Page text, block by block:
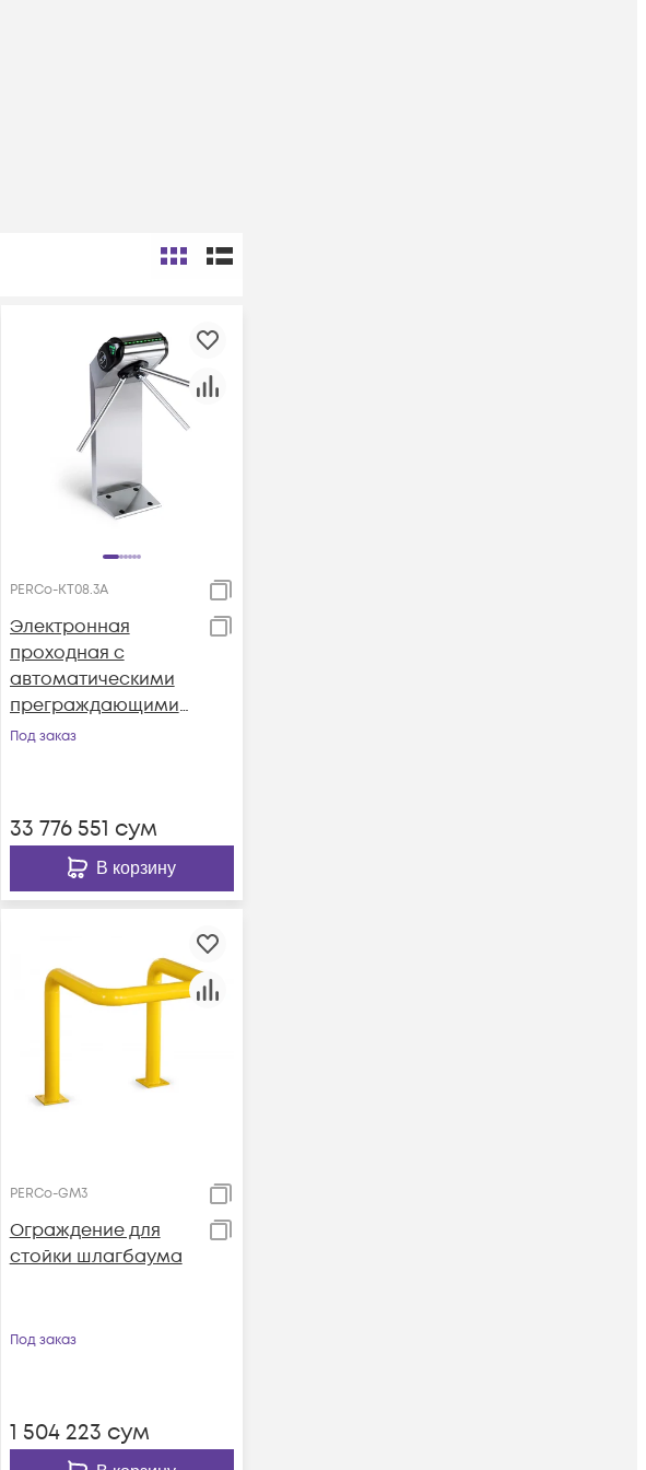
PERCo-KT08.3A
Электронная
проходная с
автоматическими
преграждающими
планками
Под заказ
33 776 551 сум
В корзину
PERCo-GM3
Ограждение для
стойки шлагбаума
Под заказ
1 504 223 сум